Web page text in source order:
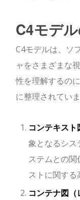
C4モデ
C4モデルは、ソ
ャをさまざまな
性を理解するの
に整理されていま
コンテキスト
象となるシス
ステムとの関
ストに関する
コンテナ図（